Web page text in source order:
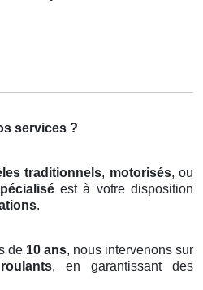
services ?
traditionnels, motorisés, ou
est à votre disposition
.
de 10 ans, nous intervenons sur
, en garantissant des